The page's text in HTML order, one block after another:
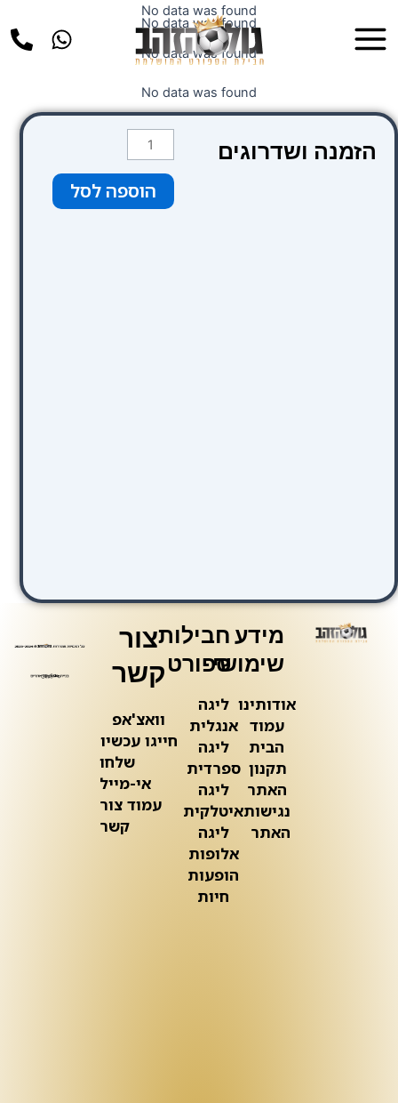
לתוכן
Menu
No data was found
No data was found
No data was found
No data was found
הזמנה ושדרוגים
כמות
של
חום הוספה לסל
מידע
שימושי
אודותינו
עמוד
הבית
תקנון
האתר
נגישות
האתר
חבילות
ספורט
ליגה
אנגלית
ליגה
ספרדית
ליגה
איטלקית
ליגה
אלופות
הופעות
חיות
צור
קשר
וואצ'אפ
חייגו עכשיו
שלחו
אי-מייל
עמוד צור
קשר